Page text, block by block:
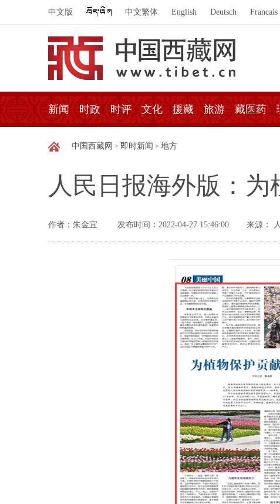
中文版 中文繁体 English Deutsch Francais
新闻 时政 时评 文化 援藏 旅游 藏医药
中国西藏网 > 即时新闻 > 地方
人民日报海外版：
作者：朱金宜 发布时间：2022-04-27 15:46:00 来源：